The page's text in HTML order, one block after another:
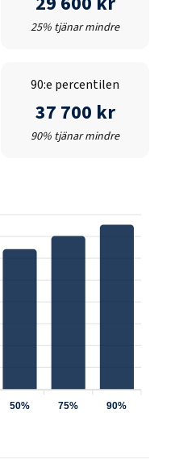
25% tjänar mindre
90:e percentilen
37 700 kr
90% tjänar mindre
50% 75% 90%